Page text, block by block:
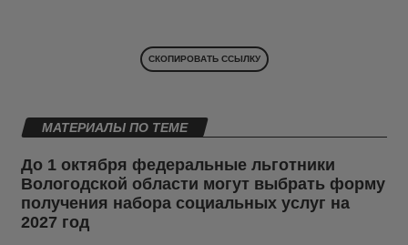
СКОПИРОВАТЬ ССЫЛКУ
МАТЕРИАЛЫ ПО ТЕМЕ
До 1 октября федеральные льготники
Вологодской области могут выбрать форму
получения набора социальных услуг на
2027 год